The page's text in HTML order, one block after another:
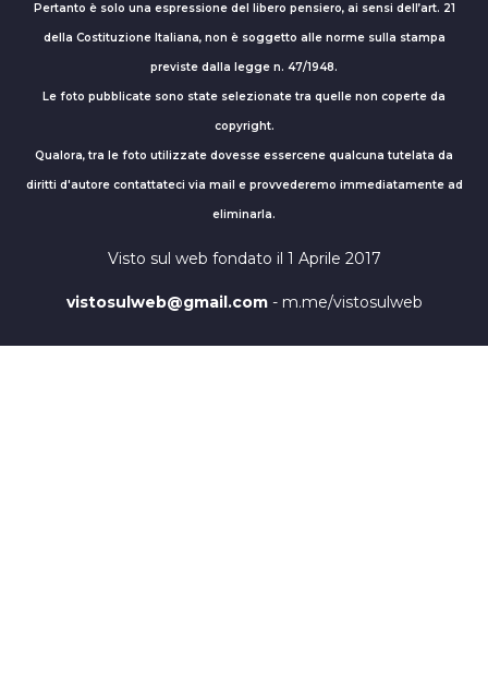
Pertanto è solo una espressione del libero pensiero, ai sensi dell’art. 21
della Costituzione Italiana, non è soggetto alle norme sulla stampa
previste dalla legge n. 47/1948.
Le foto pubblicate sono state selezionate tra quelle non coperte da
copyright.
Qualora, tra le foto utilizzate dovesse essercene qualcuna tutelata da
diritti d'autore contattateci via mail e provvederemo immediatamente ad
eliminarla.
Visto sul web fondato il 1 Aprile 2017
vistosulweb@gmail.com- m.me/vistosulweb